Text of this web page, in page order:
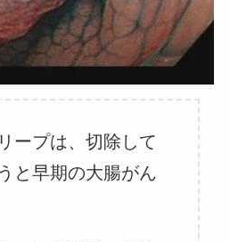
ープは、切除して
と早期の大腸がん